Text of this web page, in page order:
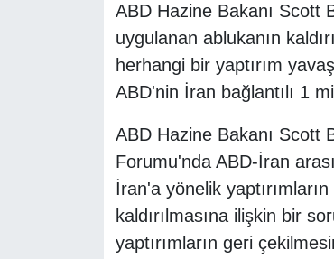
ABD Hazine Bakanı Scott
uygulanan ablukanın
herhangi bir yaptırım
ABD'nin İran bağlantılı 1
ABD Hazine Bakanı Scott
Forumu'nda ABD-İran
İran'a yönelik
kaldırılmasına ilişkin bir
yaptırımların geri